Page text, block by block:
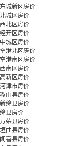
东城新区房价
北城区房价
西北区房价
经开区房价
中城区房价
空港北区房价
空港南区房价
西南区房价
高新区房价
河津市房价
稷山县房价
新绛县房价
绛县房价
万荣县房价
垣曲县房价
闻喜县房价